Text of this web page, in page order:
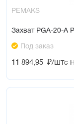
PEMAKS
Захват PGA-20-A
Под заказ
11 894,95 ₽/штс